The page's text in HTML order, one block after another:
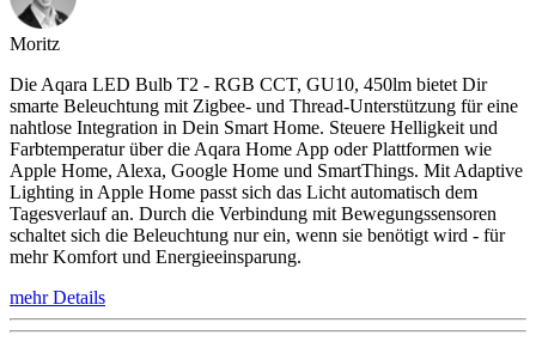
Moritz
Die Aqara LED Bulb T2 - RGB CCT, GU10, 450lm bietet Dir
smarte Beleuchtung mit Zigbee- und Thread-Unterstützung für eine
nahtlose Integration in Dein Smart Home. Steuere Helligkeit und
Farbtemperatur über die Aqara Home App oder Plattformen wie
Apple Home, Alexa, Google Home und SmartThings. Mit Adaptive
Lighting in Apple Home passt sich das Licht automatisch dem
Tagesverlauf an. Durch die Verbindung mit Bewegungssensoren
schaltet sich die Beleuchtung nur ein, wenn sie benötigt wird - für
mehr Komfort und Energieeinsparung.
mehr Details